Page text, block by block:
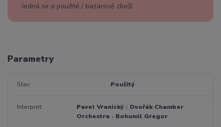
Jedná se o použité / bazarové zboží
Parametry
Stav Použitý
Interpret
Pavel Vranický : Dvořák Chamber
Orchestra · Bohumil Gregor